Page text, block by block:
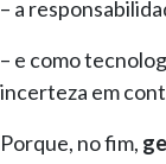
– a
– e como
incerteza em
Porque, no fim,